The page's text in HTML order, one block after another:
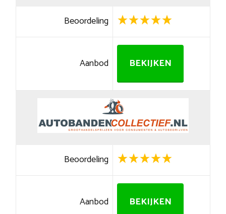
Beoordeling
Aanbod BEKIJKEN
Beoordeling
Aanbod BEKIJKEN